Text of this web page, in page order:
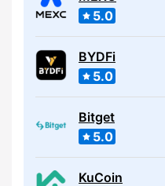
5.0
BYDFi
5.0
Bitget
5.0
KuCoin